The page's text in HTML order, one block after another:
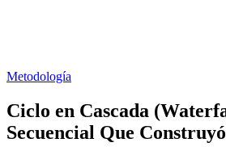
Metodología
Ciclo en Cascada
Secuencial Que